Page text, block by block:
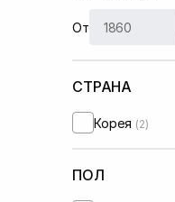
От
СТРАНА
Корея (2)
ПОЛ